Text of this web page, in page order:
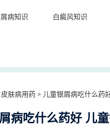
病知识 白癜风知识
皮肤病用药 > 儿童银屑病吃什么药
病吃什么药好 儿